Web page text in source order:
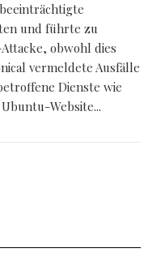
und führte zu
obwohl dies
vermeldete Ausfälle
Dienste wie
Website...